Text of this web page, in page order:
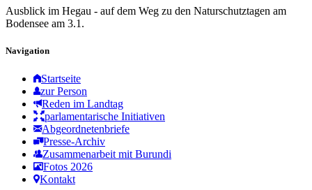
Ausblick im Hegau - auf dem Weg zu den Naturschutztagen am
Bodensee am 3.1.
Navigation
Startseite
zur Person
Reden im Landtag
parlamentarische Initiativen
Abgeordnetenbriefe
Presse-Archiv
Zusammenarbeit mit Burundi
Fotos 2026
Kontakt